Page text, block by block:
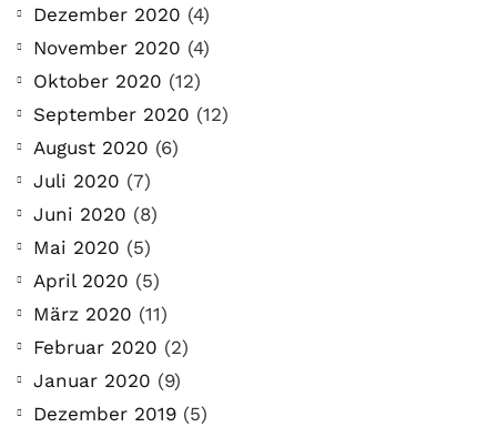
Dezember 2020 (4)
November 2020 (4)
Oktober 2020 (12)
September 2020 (12)
August 2020 (6)
Juli 2020 (7)
Juni 2020 (8)
Mai 2020 (5)
April 2020 (5)
März 2020 (11)
Februar 2020 (2)
Januar 2020 (9)
Dezember 2019 (5)